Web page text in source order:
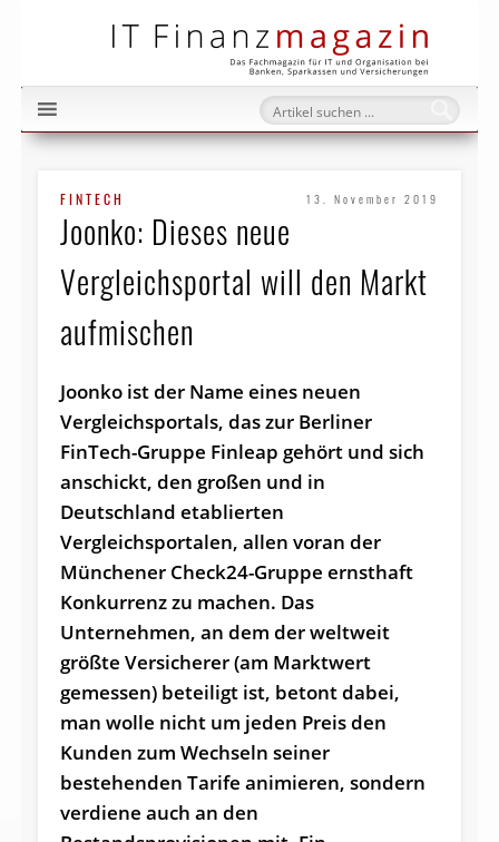
FINTECH 13. November 2019
Joonko: Dieses neue
Vergleichsportal will den Markt
aufmischen
Joonko ist der Name eines neuen
Vergleichsportals, das zur Berliner
FinTech-Gruppe Finleap gehört und sich
anschickt, den großen und in
Deutschland etablierten
Vergleichsportalen, allen voran der
Münchener Check24-Gruppe ernsthaft
Konkurrenz zu machen. Das
Unternehmen, an dem der weltweit
größte Versicherer (am Marktwert
gemessen) beteiligt ist, betont dabei,
man wolle nicht um jeden Preis den
Kunden zum Wechseln seiner
bestehenden Tarife animieren, sondern
verdiene auch an den